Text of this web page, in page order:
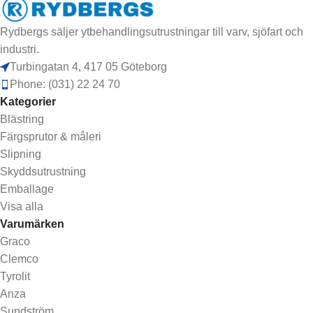
Rydbergs säljer ytbehandlingsutrustningar till varv, sjöfart och
industri.
Turbingatan 4, 417 05 Göteborg
Phone: (031) 22 24 70
Kategorier
Blästring
Färgsprutor & måleri
Slipning
Skyddsutrustning
Emballage
Visa alla
Varumärken
Graco
Clemco
Tyrolit
Anza